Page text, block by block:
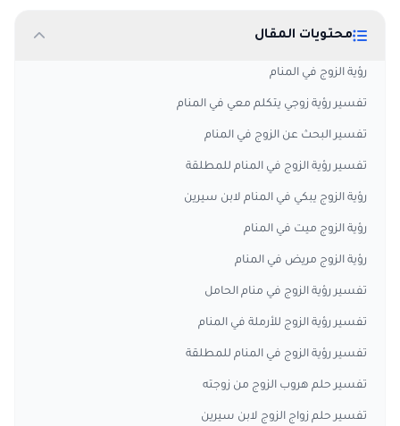
محتويات المقال
رؤية الزوج في المنام
تفسير رؤية زوجي يتكلم معي في المنام
تفسير البحث عن الزوج في المنام
تفسير رؤية الزوج في المنام للمطلقة
رؤية الزوج يبكي في المنام لابن سيرين
رؤية الزوج ميت في المنام
رؤية الزوج مريض في المنام
تفسير رؤية الزوج في منام الحامل
تفسير رؤية الزوج للأرملة في المنام
تفسير رؤية الزوج في المنام للمطلقة
تفسير حلم هروب الزوج من زوجته
تفسير حلم زواج الزوج لابن سيرين